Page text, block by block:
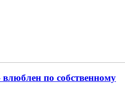
по собственному